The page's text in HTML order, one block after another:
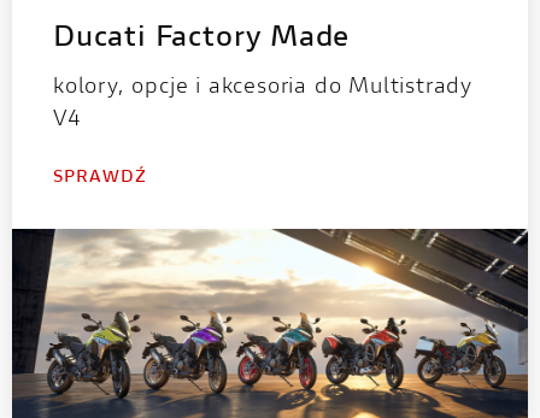
Ducati Factory Made
kolory, opcje i akcesoria do Multistrady
V4
SPRAWDŹ